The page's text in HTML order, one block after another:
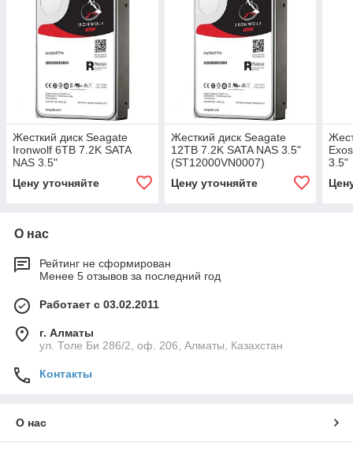
Жесткий диск Seagate
Ironwolf 6TB 7.2K SATA
NAS 3.5"
Цену уточняйте
Жесткий диск Seagate
12TB 7.2K SATA NAS 3.5"
(ST12000VN0007)
Цену уточняйте
3.5"
О нас
Рейтинг не сформирован
Менее 5 отзывов за последний год
Работает с 03.02.2011
г. Алматы
ул. Толе Би 286/2, оф. 206, Алматы, Казахстан
Контакты
О нас